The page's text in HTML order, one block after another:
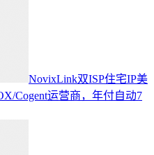
NovixLink双ISP住宅IP美
Cogent运营商，年付自动7